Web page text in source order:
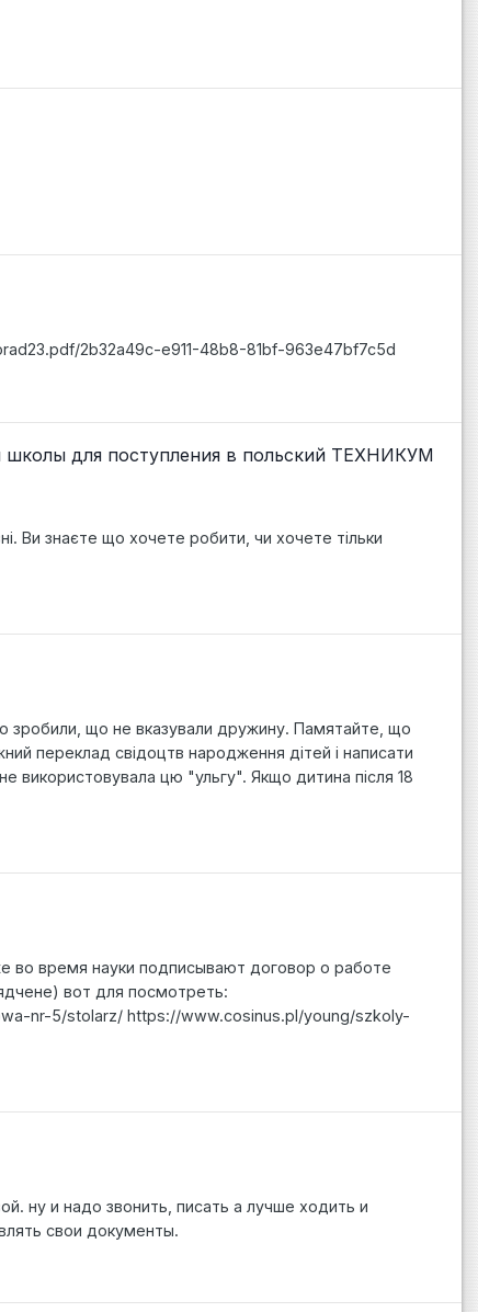
2b32a49c-e911-48b8-81bf-963e47bf7c5d
школы для поступления в польский ТЕХНИКУМ
Ви знаєте що хочете робити, чи хочете тільки
зробили, що не вказували дружину. Памятайте, що
переклад свідоцтв народження дітей і написати
використовувала цю "ульгу". Якщо дитина після 18
во время науки подписывают договор о работе
вот для посмотреть:
nr-5/stolarz/ https://www.cosinus.pl/young/szkoly-
ну и надо звонить, писать а лучше ходить и
свои документы.